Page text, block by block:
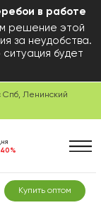
в работе
решение этой
за неудобства.
будет
Спб, Ленинский
Купить оптом